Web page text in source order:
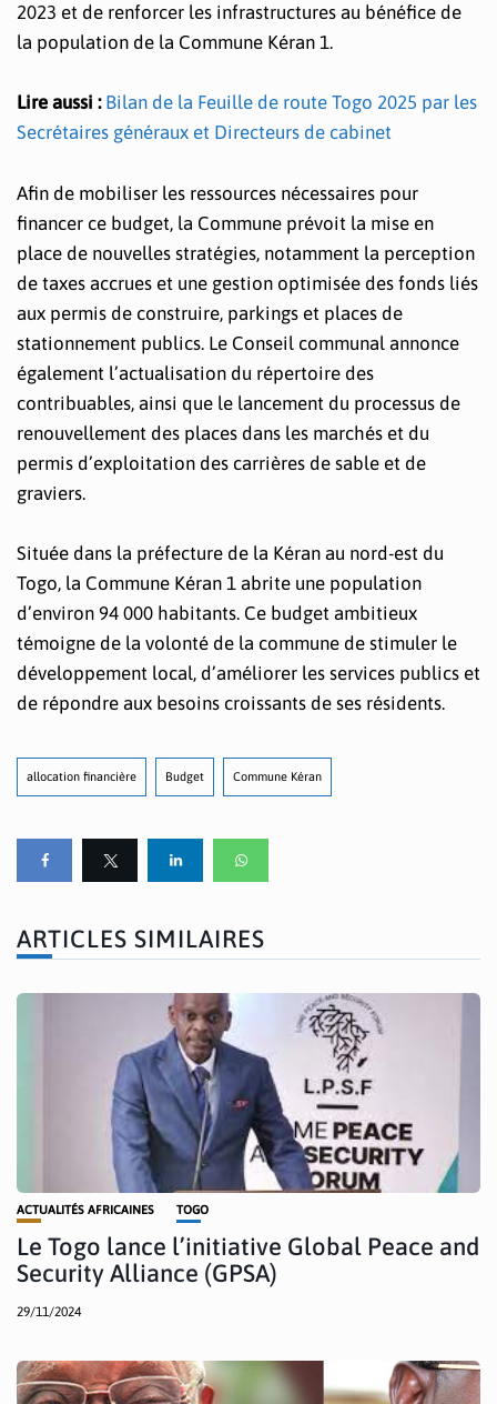
2023 et de renforcer les infrastructures au bénéfice de
la population de la Commune Kéran 1.
Lire aussi : Bilan de la Feuille de route Togo 2025 par les
Secrétaires généraux et Directeurs de cabinet
Afin de mobiliser les ressources nécessaires pour
financer ce budget, la Commune prévoit la mise en
place de nouvelles stratégies, notamment la perception
de taxes accrues et une gestion optimisée des fonds liés
aux permis de construire, parkings et places de
stationnement publics. Le Conseil communal annonce
également l’actualisation du répertoire des
contribuables, ainsi que le lancement du processus de
renouvellement des places dans les marchés et du
permis d’exploitation des carrières de sable et de
graviers.
Située dans la préfecture de la Kéran au nord-est du
Togo, la Commune Kéran 1 abrite une population
d’environ 94 000 habitants. Ce budget ambitieux
témoigne de la volonté de la commune de stimuler le
développement local, d’améliorer les services publics et
de répondre aux besoins croissants de ses résidents.
allocation financière Budget Commune Kéran
ARTICLES SIMILAIRES
ACTUALITÉS AFRICAINES TOGO
Le Togo lance l’initiative Global Peace and
Security Alliance (GPSA)
29/11/2024